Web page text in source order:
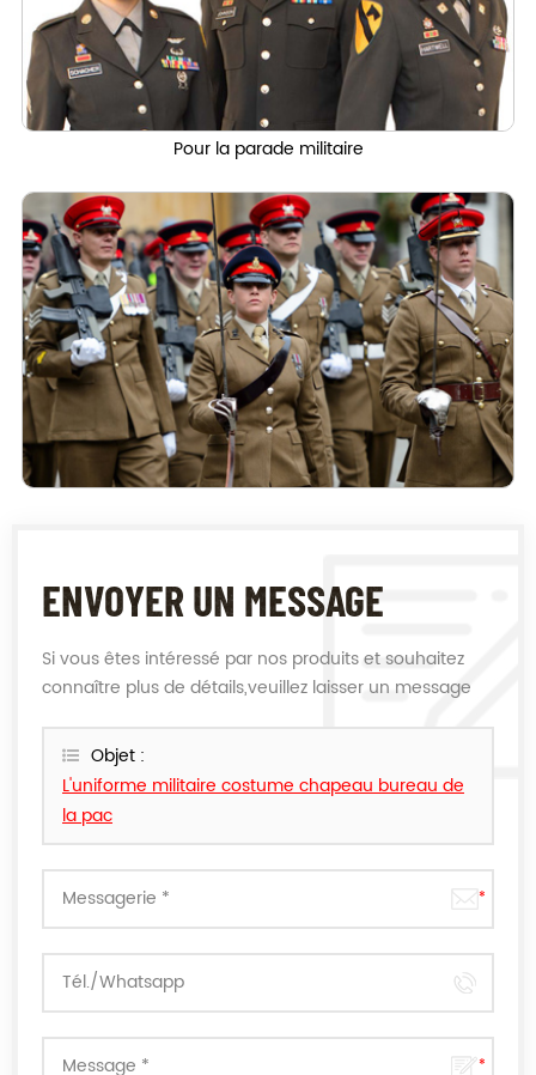
Pour la parade militaire
ENVOYER UN MESSAGE
Si vous êtes intéressé par nos produits et souhaitez
connaître plus de détails,veuillez laisser un message
Objet :
L'uniforme militaire costume chapeau bureau de
la pac